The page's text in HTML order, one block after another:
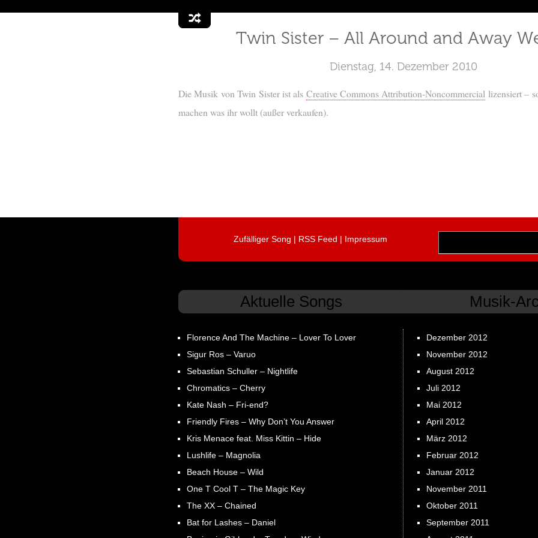
Twin Sister – All Around and Away
Dienstag, 14. Dezember 2010
Die Musik von Twin Sister ist als Creative Commons Attribution-Noncommercial lizensiert –
machen was ihr wollt (außer verkaufen).
Zufälliger Song | RSS Feed | Impressum
Aktuelle Songs
Florence And The Machine – Lover To Lover
Sigur Ros – Varuo
Sebastian Schuller – Nightlife
Chromatics – Cherry
Kate Nash – Fri-end?
Friendly Fires – Why Don’t You Answer
Kris Menace feat. Miss Kittin – Hide
Lushlife – Magnolia
Beach House – Wild
One T Cool T – The Magic Key
The XX – Chained
Bat for Lashes – Daniel
Musik-
Dezember 2012
November 2012
August 2012
Juli 2012
Mai 2012
April 2012
März 2012
Februar 2012
Januar 2012
November 2011
Oktober 2011
September 2011